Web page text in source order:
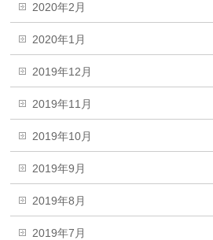
2020年2月
2020年1月
2019年12月
2019年11月
2019年10月
2019年9月
2019年8月
2019年7月